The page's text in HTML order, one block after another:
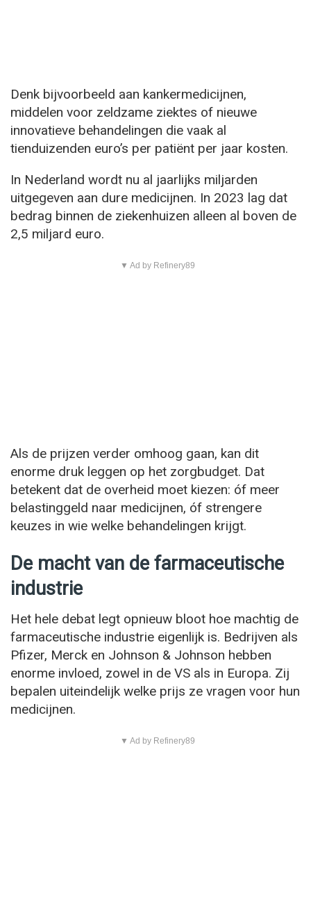
Denk bijvoorbeeld aan kankermedicijnen,
middelen voor zeldzame ziektes of nieuwe
innovatieve behandelingen die vaak al
tienduizenden euro’s per patiënt per jaar kosten.
In Nederland wordt nu al jaarlijks miljarden
uitgegeven aan dure medicijnen. In 2023 lag dat
bedrag binnen de ziekenhuizen alleen al boven de
2,5 miljard euro.
▼ Ad by Refinery89
Als de prijzen verder omhoog gaan, kan dit
enorme druk leggen op het zorgbudget. Dat
betekent dat de overheid moet kiezen: óf meer
belastinggeld naar medicijnen, óf strengere
keuzes in wie welke behandelingen krijgt.
De macht van de farmaceutische
industrie
Het hele debat legt opnieuw bloot hoe machtig de
farmaceutische industrie eigenlijk is. Bedrijven als
Pfizer, Merck en Johnson & Johnson hebben
enorme invloed, zowel in de VS als in Europa. Zij
bepalen uiteindelijk welke prijs ze vragen voor hun
medicijnen.
▼ Ad by Refinery89